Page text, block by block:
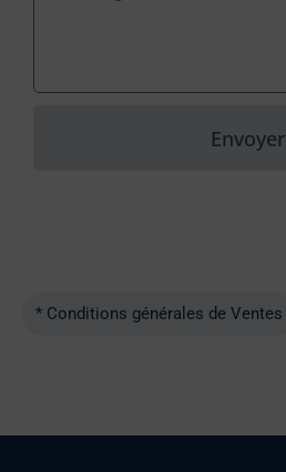
Envoyer
* Conditions générales de Ventes